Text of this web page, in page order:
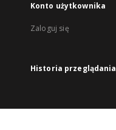
Konto użytkownika
Zaloguj się
Historia przeglądania